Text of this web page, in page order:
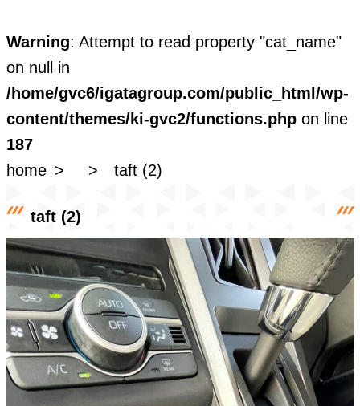
Warning: Attempt to read property "cat_name"
on null in
/home/gvc6/igatagroup.com/public_html/wp-
content/themes/ki-gvc2/functions.phpon line
187
home
taft (2)
taft (2)